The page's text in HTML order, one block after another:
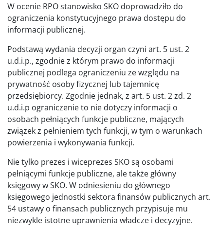
W ocenie RPO stanowisko SKO doprowadziło do
ograniczenia konstytucyjnego prawa dostępu do
informacji publicznej.
Podstawą wydania decyzji organ czyni art. 5 ust. 2
u.d.i.p., zgodnie z którym prawo do informacji
publicznej podlega ograniczeniu ze względu na
prywatność osoby fizycznej lub tajemnicę
przedsiębiorcy. Zgodnie jednak, z art. 5 ust. 2 zd. 2
u.d.i.p ograniczenie to nie dotyczy informacji o
osobach pełniących funkcje publiczne, mających
związek z pełnieniem tych funkcji, w tym o warunkach
powierzenia i wykonywania funkcji.
Nie tylko prezes i wiceprezes SKO są osobami
pełniącymi funkcje publiczne, ale także główny
księgowy w SKO. W odniesieniu do głównego
księgowego jednostki sektora finansów publicznych art.
54 ustawy o finansach publicznych przypisuje mu
niezwykle istotne uprawnienia władcze i decyzyjne.